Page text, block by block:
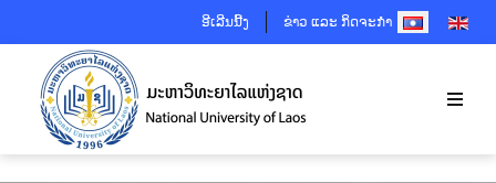
ອີເລີນນີ້ງ ຂ່າວ ແລະ ກິດຈະກຳSELECT YOUR